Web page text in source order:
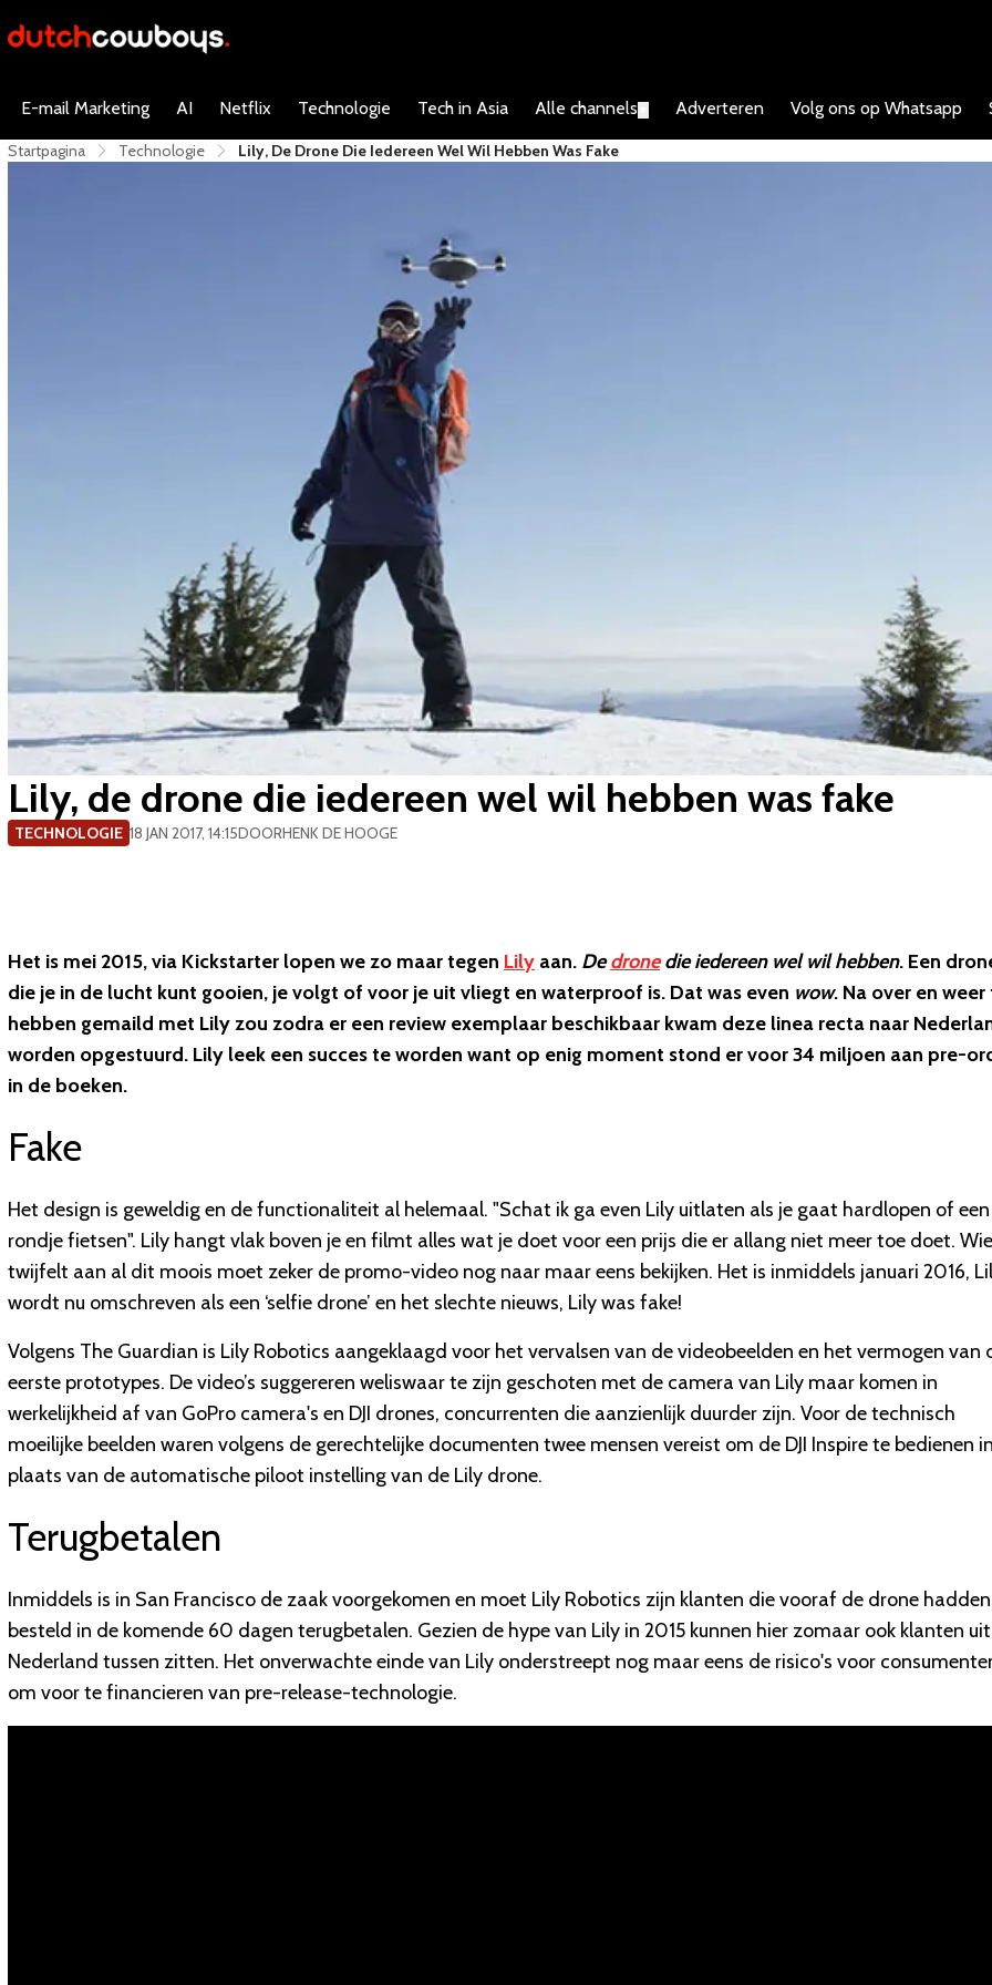
E-mail Marketing AI Netflix Technologie Tech in Asia Alle channels Adverteren Volg ons op Whatsapp
Startpagina Technologie Lily, De Drone Die Iedereen Wel Wil Hebben Was Fake
Lily, de drone die iedereen wel wil hebben was fake
TECHNOLOGIE 18 JAN 2017, 14:15DOORHENK DE HOOGE
Het is mei 2015, via Kickstarter lopen we zo maar tegen Lily aan. Dedronedie iedereen wel wil hebben. Een
die je in de lucht kunt gooien, je volgt of voor je uit vliegt en waterproof is. Dat was even wow. Na over en weer
hebben gemaild met Lily zou zodra er een review exemplaar beschikbaar kwam deze linea recta naar
worden opgestuurd. Lily leek een succes te worden want op enig moment stond er voor 34 miljoen aan pre-
in de boeken.
Fake
Het design is geweldig en de functionaliteit al helemaal. "Schat ik ga even Lily uitlaten als je gaat hardlopen of een
rondje fietsen". Lily hangt vlak boven je en filmt alles wat je doet voor een prijs die er allang niet meer toe doet. Wie
twijfelt aan al dit moois moet zeker de promo-video nog naar maar eens bekijken. Het is inmiddels januari 2016,
wordt nu omschreven als een ‘selfie drone’ en het slechte nieuws, Lily was fake!
Volgens The Guardian is Lily Robotics aangeklaagd voor het vervalsen van de videobeelden en het vermogen van
eerste prototypes. De video’s suggereren weliswaar te zijn geschoten met de camera van Lily maar komen in
werkelijkheid af van GoPro camera's en DJI drones, concurrenten die aanzienlijk duurder zijn. Voor de technisch
moeilijke beelden waren volgens de gerechtelijke documenten twee mensen vereist om de DJI Inspire te bedienen
plaats van de automatische piloot instelling van de Lily drone.
Terugbetalen
Inmiddels is in San Francisco de zaak voorgekomen en moet Lily Robotics zijn klanten die vooraf de drone hadden
besteld in de komende 60 dagen terugbetalen. Gezien de hype van Lily in 2015 kunnen hier zomaar ook klanten uit
Nederland tussen zitten. Het onverwachte einde van Lily onderstreept nog maar eens de risico's voor
om voor te financieren van pre-release-technologie.